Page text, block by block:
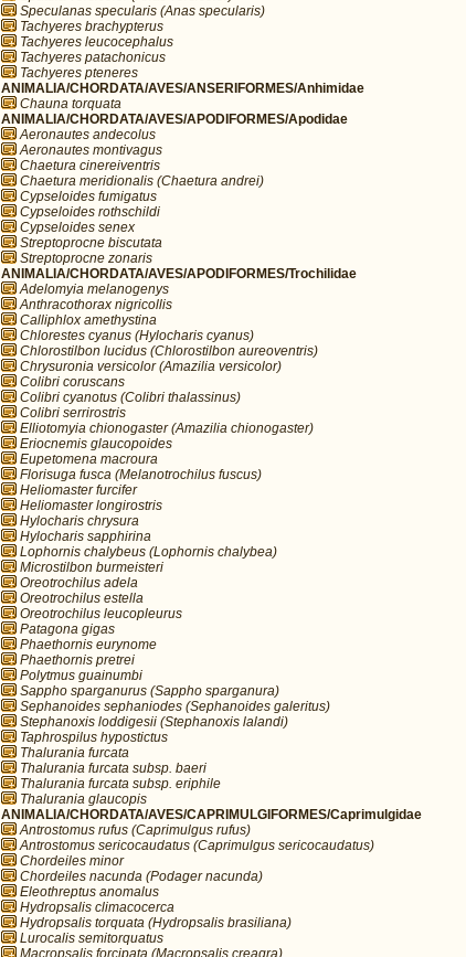
Speculanas specularis (Anas specularis)
Tachyeres brachypterus
Tachyeres leucocephalus
Tachyeres patachonicus
Tachyeres pteneres
ANIMALIA/CHORDATA/AVES/ANSERIFORMES/Anhimidae
Chauna torquata
ANIMALIA/CHORDATA/AVES/APODIFORMES/Apodidae
Aeronautes andecolus
Aeronautes montivagus
Chaetura cinereiventris
Chaetura meridionalis (Chaetura andrei)
Cypseloides fumigatus
Cypseloides rothschildi
Cypseloides senex
Streptoprocne biscutata
Streptoprocne zonaris
ANIMALIA/CHORDATA/AVES/APODIFORMES/Trochilidae
Adelomyia melanogenys
Anthracothorax nigricollis
Calliphlox amethystina
Chlorestes cyanus (Hylocharis cyanus)
Chlorostilbon lucidus (Chlorostilbon aureoventris)
Chrysuronia versicolor (Amazilia versicolor)
Colibri coruscans
Colibri cyanotus (Colibri thalassinus)
Colibri serrirostris
Elliotomyia chionogaster (Amazilia chionogaster)
Eriocnemis glaucopoides
Eupetomena macroura
Florisuga fusca (Melanotrochilus fuscus)
Heliomaster furcifer
Heliomaster longirostris
Hylocharis chrysura
Hylocharis sapphirina
Lophornis chalybeus (Lophornis chalybea)
Microstilbon burmeisteri
Oreotrochilus adela
Oreotrochilus estella
Oreotrochilus leucopleurus
Patagona gigas
Phaethornis eurynome
Phaethornis pretrei
Polytmus guainumbi
Sappho sparganurus (Sappho sparganura)
Sephanoides sephaniodes (Sephanoides galeritus)
Stephanoxis loddigesii (Stephanoxis lalandi)
Taphrospilus hypostictus
Thalurania furcata
Thalurania furcata subsp. baeri
Thalurania furcata subsp. eriphile
Thalurania glaucopis
ANIMALIA/CHORDATA/AVES/CAPRIMULGIFORMES/Caprimulgidae
Antrostomus rufus (Caprimulgus rufus)
Antrostomus sericocaudatus (Caprimulgus sericocaudatus)
Chordeiles minor
Chordeiles nacunda (Podager nacunda)
Eleothreptus anomalus
Hydropsalis climacocerca
Hydropsalis torquata (Hydropsalis brasiliana)
Lurocalis semitorquatus
Macropsalis forcipata (Macropsalis creagra)